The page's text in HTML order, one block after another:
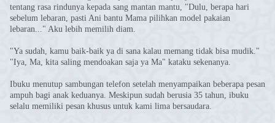
tentang rasa rindunya kepada sang mantan mantu, "Dulu, berapa hari
sebelum lebaran, pasti Ani bantu Mama pilihkan model pakaian
lebaran..." Aku lebih memilih diam.
"Ya sudah, kamu baik-baik ya di sana kalau memang tidak bisa mudik."
"Iya, Ma, kita saling mendoakan saja ya Ma" kataku sekenanya.
Ibuku menutup sambungan telefon setelah menyampaikan beberapa pesan
ampuh bagi anak keduanya. Meskipun sudah berusia 35 tahun, ibuku
selalu memiliki pesan khusus untuk kami lima bersaudara.